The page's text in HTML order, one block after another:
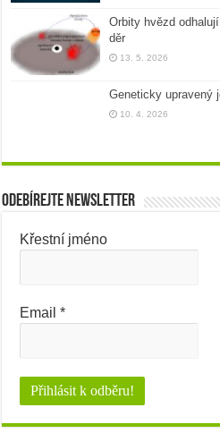
Orbity hvězd
děr
13. 5. 2026
Geneticky upravený
10. 4. 2026
Odebírejte newsletter
Křestní jméno
Email*